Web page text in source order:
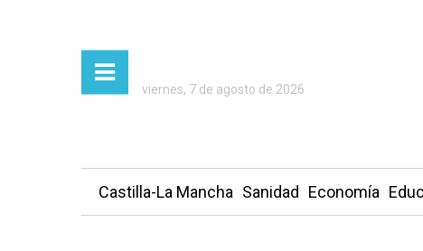
viernes, 7 de agosto de 2026
Castilla-La Mancha Sanidad Economía